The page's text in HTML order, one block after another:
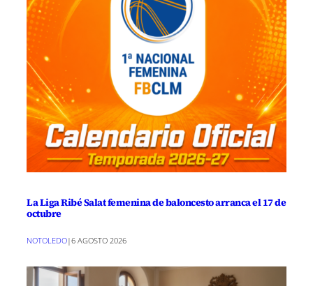
La Liga Ribé Salat femenina de baloncesto arranca el 17 de
octubre
NOTOLEDO|6 AGOSTO 2026